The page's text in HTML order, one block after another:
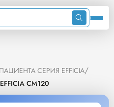
СЕРИЯ EFFICIA/
CM120